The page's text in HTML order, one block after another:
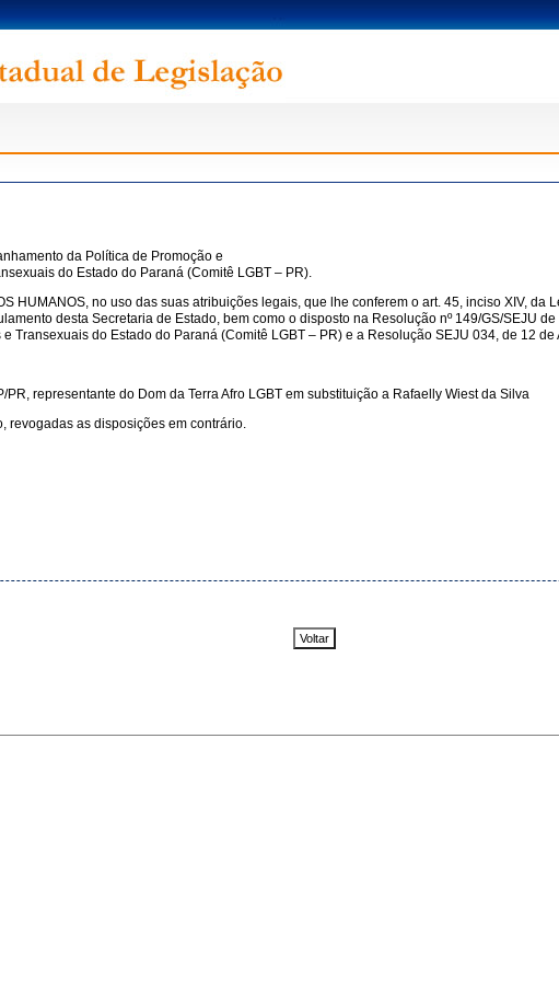
da Política de Promoção e
do Estado do Paraná (Comitê LGBT – PR).
HUMANOS, no uso das suas atribuições legais, que lhe conferem o art. 45, inciso XIV,
desta Secretaria de Estado, bem como o disposto na Resolução nº 149/GS/SEJU
Transexuais do Estado do Paraná (Comitê LGBT – PR) e a Resolução SEJU 034, de 12
representante do Dom da Terra Afro LGBT em substituição a Rafaelly Wiest da Silva
revogadas as disposições em contrário.